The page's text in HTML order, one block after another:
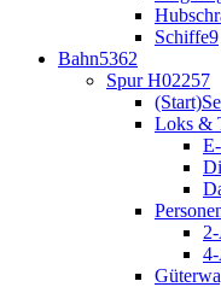
Schiffe9
Bahn5362
Spur H02257
Loks &